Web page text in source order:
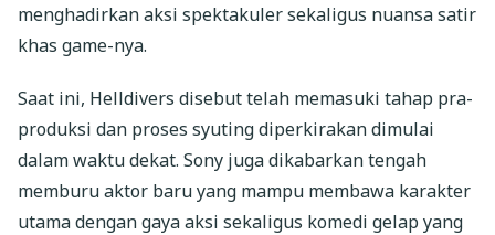
menghadirkan aksi spektakuler sekaligus nuansa satir
khas game-nya.
Saat ini, Helldivers disebut telah memasuki tahap pra-
produksi dan proses syuting diperkirakan dimulai
dalam waktu dekat. Sony juga dikabarkan tengah
memburu aktor baru yang mampu membawa karakter
utama dengan gaya aksi sekaligus komedi gelap yang